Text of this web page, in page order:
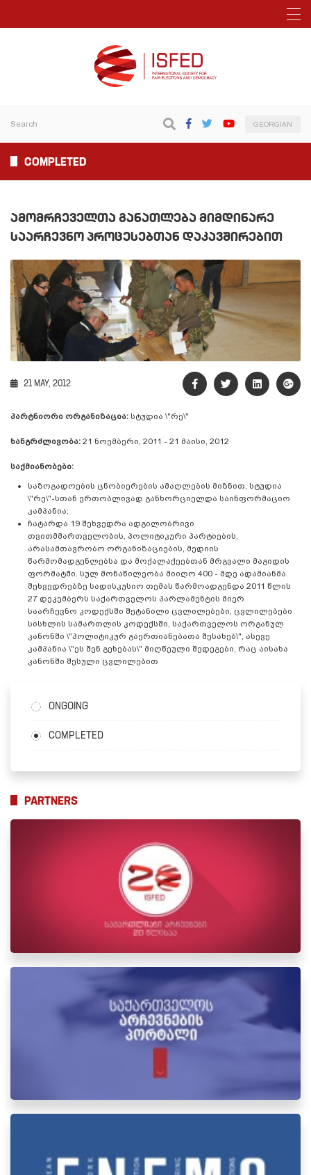
GEORGIAN
COMPLETED
ᲐᲛᲝᲛᲠᲩᲔᲕᲔᲚᲗᲐ ᲒᲐᲜᲐᲗᲚᲔᲑᲐ ᲛᲘᲛᲓᲘᲜᲐᲠᲔ
ᲡᲐᲐᲠᲩᲔᲕᲜᲝ ᲞᲠᲝᲪᲔᲡᲔᲑᲗᲐᲜ ᲓᲐᲙᲐᲕᲨᲘᲠᲔᲑᲘᲗ
21 MAY, 2012
პარტნიორი ორგანიზაცია: სტუდია \"რე\"
ხანგრძლივობა: 21 ნოემბერი, 2011 - 21 მაისი, 2012
საქმიანობები:
საზოგადოების ცნობიერების ამაღლების მიზნით, სტუდია
\"რე\"-სთან ერთობლივად განხორციელდა საინფორმაციო
კამპანია;
ჩატარდა 19 შეხვედრა ადგილობრივი
თვითმმართველობის, პოლიტიკური პარტიების,
არასამთავრობო ორგანიზაციების, მედიის
წარმომადგენლებსა და მოქალაქეებთან მრგვალი მაგიდის
ფორმატში. სულ მონაწილეობა მიიღო 400 - მდე ადამიანმა.
შეხვედრებზე სადისკუსიო თემას წარმოადგენდა 2011 წლის
27 დეკემბერს საქართველოს პარლამენტის მიერ
საარჩევნო კოდექსში შეტანილი ცვლილებები, ცვლილებები
სისხლის სამართლის კოდექსში, საქართველოს ორგანულ
კანონში \"პოლიტიკურ გაერთიანებათა შესახებ\", ასევე
კამპანია \"ეს შენ გეხებას\" მიღწეული შედეგები, რაც აისახა
კანონში შესული ცვლილებით
ONGOING
COMPLETED
PARTNERS